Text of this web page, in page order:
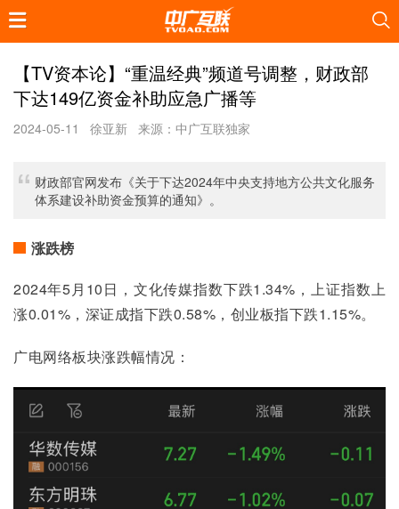
【TV资本论】“重温经典”频道号调整，财政部
下达149亿资金补助应急广播等
2024-05-11 徐亚新 来源：中广互联独家
财政部官网发布《关于下达2024年中央支持地方公共文化服务
体系建设补助资金预算的通知》。
涨跌榜
2024年5月10日，文化传媒指数下跌1.34%，上证指数上
涨0.01%，深证成指下跌0.58%，创业板指下跌1.15%。
广电网络板块涨跌幅情况：